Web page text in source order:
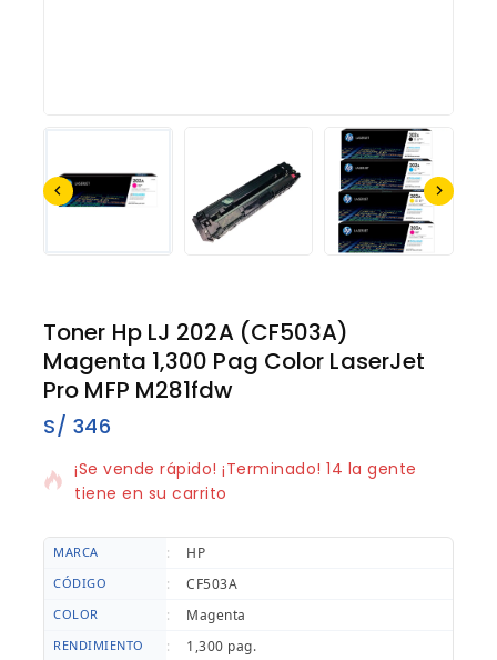
Toner Hp LJ 202A (CF503A)
Magenta 1,300 Pag Color LaserJet
Pro MFP M281fdw
S/ 346
5 productos vendidos en los últimos 19 horas
¡Se vende rápido! ¡Terminado! 14 la gente
tiene en su carrito
MARCA : HP
CÓDIGO : CF503A
COLOR : Magenta
RENDIMIENTO : 1,300 pag.